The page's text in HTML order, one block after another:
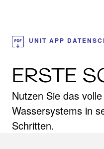
UNIT APP
ERSTE
Nutzen Sie das
Wassersystems in
Schritten.